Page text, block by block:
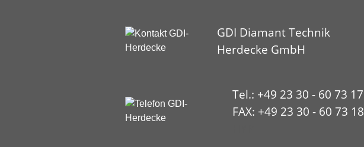
GDI Diamant Technik
Herdecke GmbH
Tel.: +49 23 30 - 60 73 17
FAX: +49 23 30 - 60 73 18